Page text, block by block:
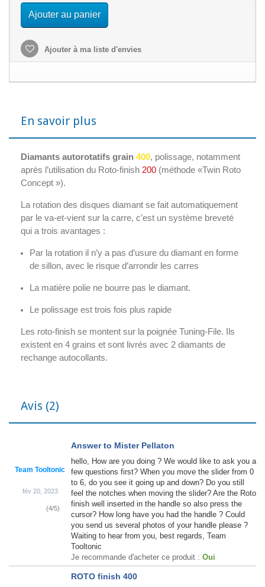
Ajouter au panier
Ajouter à ma liste d'envies
En savoir plus
Diamants autorotatifs grain 400, polissage, notamment
après l’utilisation du Roto-finish 200 (méthode «Twin Roto
Concept »).
La rotation des disques diamant se fait automatiquement
par le va-et-vient sur la carre, c’est un système breveté
qui a trois avantages :
Par la rotation il n’y a pas d’usure du diamant en forme
de sillon, avec le risque d’arrondir les carres
La matière polie ne bourre pas le diamant.
Le polissage est trois fois plus rapide
Les roto-finish se montent sur la poignée Tuning-File. Ils
existent en 4 grains et sont livrés avec 2 diamants de
rechange autocollants.
Avis (2)
Team Tooltonic
fév 20, 2023
(4/5)
Answer to Mister Pellaton
hello, How are you doing ? We would like to ask you a
few questions first? When you move the slider from 0
to 6, do you see it going up and down? Do you still
feel the notches when moving the slider? Are the Roto
finish well inserted in the handle so also press the
cursor? How long have you had the handle ? Could
you send us several photos of your handle please ?
Waiting to hear from you, best regards, Team
Tooltonic
Je recommande d'acheter ce produit : Oui
ROTO finish 400